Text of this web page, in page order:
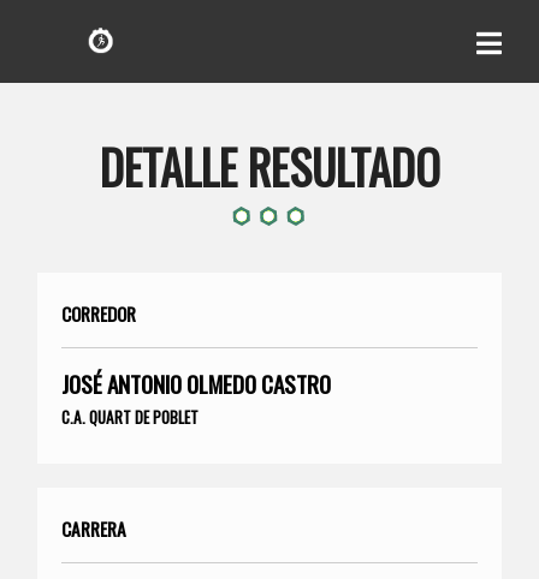
DETALLE RESULTADO
CORREDOR
JOSÉ ANTONIO OLMEDO CASTRO
C.A. QUART DE POBLET
CARRERA